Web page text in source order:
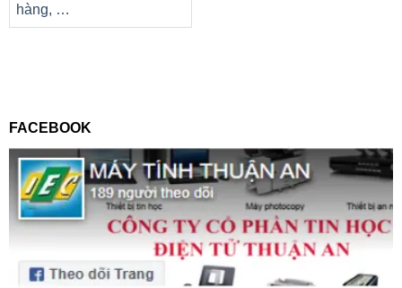
hàng, …
FACEBOOK